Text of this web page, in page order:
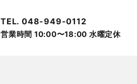
TEL. 048-949-0112
営業時間 10:00〜18:00 ⽔曜定休